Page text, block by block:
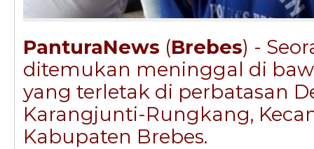
PanturaNews (Brebes) -
ditemukan meninggal di
yang terletak di perbatasan
Karangjunti-Rungkang,
Kabupaten Brebes.